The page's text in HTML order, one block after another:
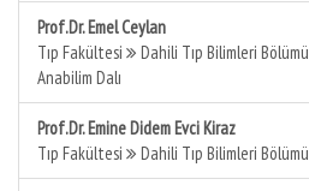
Prof.Dr. Emel Ceylan
Tıp Fakültesi
Dahili Tıp Bilimleri Bölümü
Anabilim Dalı
Prof.Dr. Emine Didem Evci Kiraz
Tıp Fakültesi
Dahili Tıp Bilimleri Bölümü